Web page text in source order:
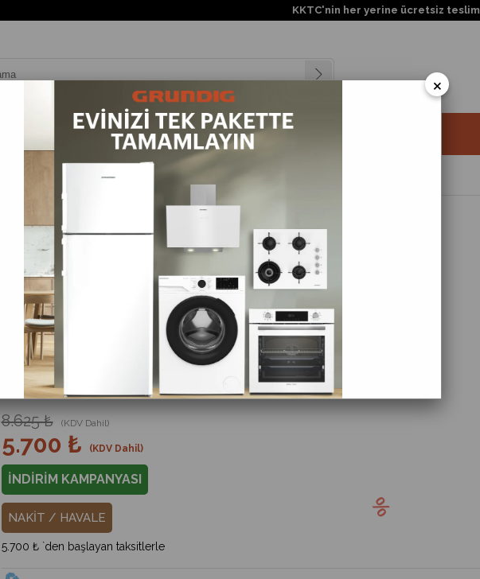
Teknolojiler Müşteri Hizmetleri
Blender ve Doğrayıcılar
RHB 4050 Grundig Blender Seti 1500W Beyaz
Barkod:8690842299391
Tahmini Teslim Süresi
3 Tahmini Teslimat Tarihi
34İndirim
8.625 ₺ (KDV Dahil)
5.700 ₺ (KDV Dahil)
İNDİRİM KAMPANYASI
NAKİT / HAVALE
5.700 ₺ `den başlayan taksitlerle
KKTC'nin her yerine ücretsiz teslimat ve montaj.
×